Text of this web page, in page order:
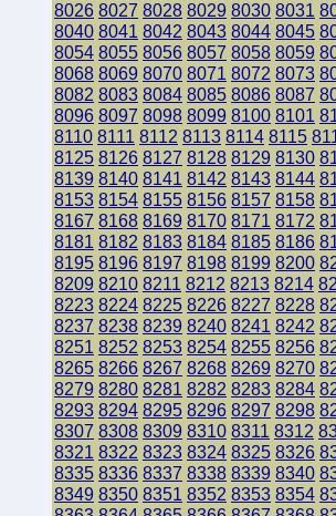
8026 8027 8028 8029 8030 8031
8040 8041 8042 8043 8044 8045
8054 8055 8056 8057 8058 8059
8068 8069 8070 8071 8072 8073
8082 8083 8084 8085 8086 8087
8096 8097 8098 8099 8100 8101
8110 8111 8112 8113 8114 8115
8125 8126 8127 8128 8129 8130
8139 8140 8141 8142 8143 8144
8153 8154 8155 8156 8157 8158
8167 8168 8169 8170 8171 8172
8181 8182 8183 8184 8185 8186
8195 8196 8197 8198 8199 8200
8209 8210 8211 8212 8213 8214
8223 8224 8225 8226 8227 8228
8237 8238 8239 8240 8241 8242
8251 8252 8253 8254 8255 8256
8265 8266 8267 8268 8269 8270
8279 8280 8281 8282 8283 8284
8293 8294 8295 8296 8297 8298
8307 8308 8309 8310 8311 8312
8321 8322 8323 8324 8325 8326
8335 8336 8337 8338 8339 8340
8349 8350 8351 8352 8353 8354